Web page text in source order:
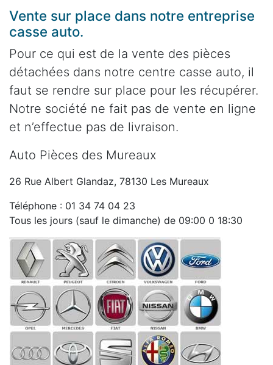
Vente sur place dans notre entreprise
casse auto.
Pour ce qui est de la vente des pièces
détachées dans notre centre casse auto, il
faut se rendre sur place pour les récupérer.
Notre société ne fait pas de vente en ligne
et n’effectue pas de livraison.
Auto Pièces des Mureaux
26 Rue Albert Glandaz, 78130 Les Mureaux
Téléphone : 01 34 74 04 23
Tous les jours (sauf le dimanche) de 09:00 0 18:30